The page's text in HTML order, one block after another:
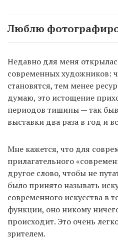
Люблю
Недавно для меня
современных художников:
становятся, тем менее
думаю, это истощение
периодов тишины — так
выставки два раза в год и
Мне кажется, что для
прилагательного
другое слово, чтобы не
было принято называть
современного искусства в
функции, оно никому
происходит. Это очень
зрителем.